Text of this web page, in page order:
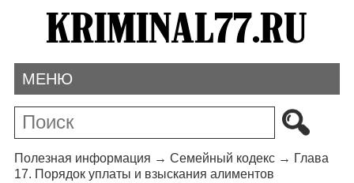
МЕНЮ
Полезная информация → Семейный кодекс→ Глава
17. Порядок уплаты и взыскания алиментов